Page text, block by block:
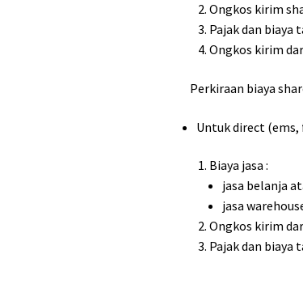
Ongkos kirim
Pajak dan biaya
Ongkos kirim
Perkiraan biaya
Untuk direct (ems,
Biaya jasa :
jasa belanja
jasa
Ongkos kirim
Pajak dan biaya